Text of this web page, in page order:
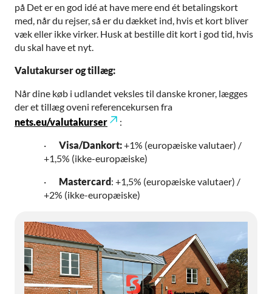
på Det er en god idé at have mere end ét betalingskort
med, når du rejser, så er du dækket ind, hvis et kort bliver
væk eller ikke virker. Husk at bestille dit kort i god tid, hvis
du skal have et nyt.
Valutakurser og tillæg:
Når dine køb i udlandet veksles til danske kroner, lægges
der et tillæg oveni referencekursen fra
nets.eu/valutakurser
:
· Visa/Dankort:+1% (europæiske valutaer) /
+1,5% (ikke-europæiske)
· Mastercard: +1,5% (europæiske valutaer) /
+2% (ikke-europæiske)